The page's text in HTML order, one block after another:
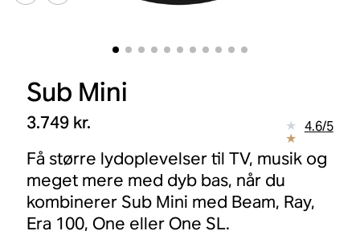
Sub Mini
3.749 kr. 4.6/5
Få større lydoplevelser til TV, musik og
meget mere med dyb bas, når du
kombinerer Sub Mini med Beam, Ray,
Era 100, One eller One SL.